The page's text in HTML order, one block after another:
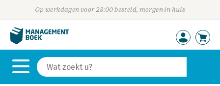
Op werkdagen voor 23:00 besteld, morgen in huis